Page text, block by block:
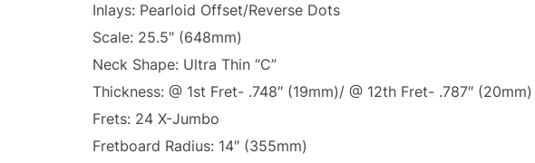
Inlays: Pearloid Offset/Reverse Dots
Scale: 25.5″ (648mm)
Neck Shape: Ultra Thin “C”
Thickness: @ 1st Fret- .748″ (19mm)/ @ 12th Fret- .787″ (20mm)
Frets: 24 X-Jumbo
Fretboard Radius: 14″ (355mm)